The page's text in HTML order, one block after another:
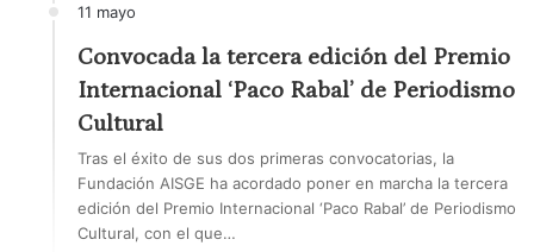
11 mayo
Convocada la tercera edición del Premio
Internacional ‘Paco Rabal’ de Periodismo
Cultural
Tras el éxito de sus dos primeras convocatorias, la
Fundación AISGE ha acordado poner en marcha la tercera
edición del Premio Internacional ‘Paco Rabal’ de Periodismo
Cultural, con el que…